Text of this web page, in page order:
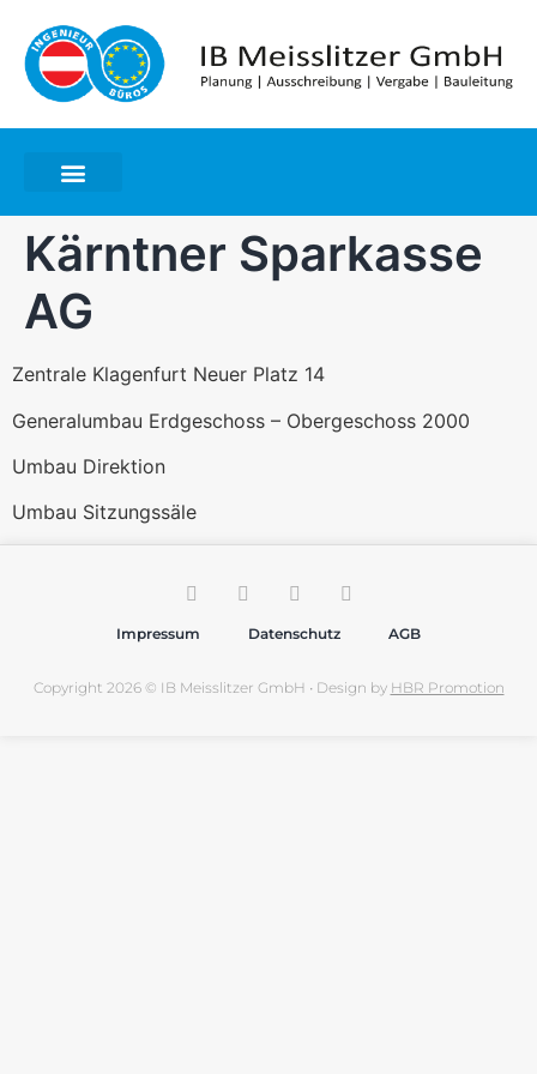
Kärntner Sparkasse
AG
Zentrale Klagenfurt Neuer Platz 14
Generalumbau Erdgeschoss – Obergeschoss 2000
Umbau Direktion
Umbau Sitzungssäle
Impressum Datenschutz AGB
Copyright 2026 © IB Meisslitzer GmbH • Design by HBR Promotion